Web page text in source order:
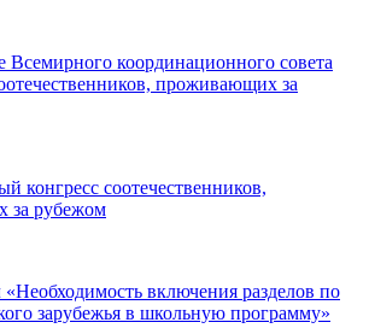
Всемирного координационного совета
проживающих за
конгресс соотечественников,
за рубежом
включения разделов по
зарубежья в школьную программу»